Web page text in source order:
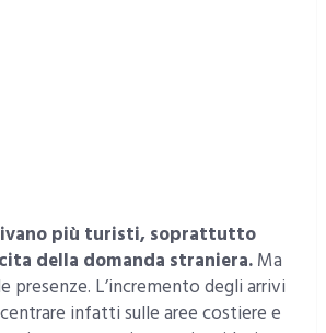
più turisti, soprattutto
della domanda straniera.Ma
presenze. L’incremento degli arrivi
infatti sulle aree costiere e